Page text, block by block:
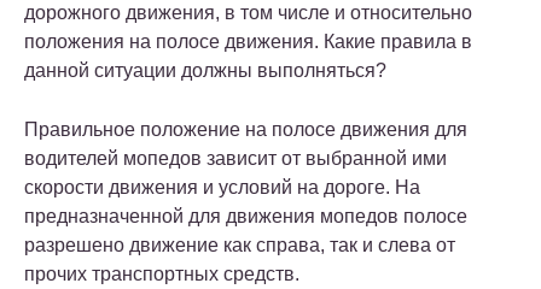
дорожного движения, в том числе и относительно
положения на полосе движения. Какие правила в
данной ситуации должны выполняться?
Правильное положение на полосе движения для
водителей мопедов зависит от выбранной ими
скорости движения и условий на дороге. На
предназначенной для движения мопедов полосе
разрешено движение как справа, так и слева от
прочих транспортных средств.